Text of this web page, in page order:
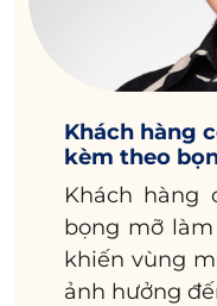
Khách hàng
kèm theo
Khách hàng
bọng mỡ
khiến vùng
ảnh hưởng